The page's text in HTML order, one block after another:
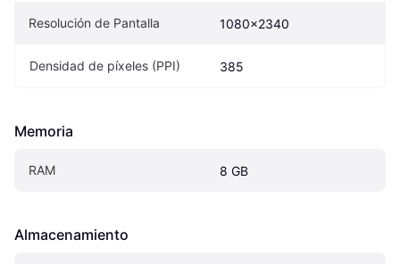
Resolución de Pantalla 1080x2340
Densidad de píxeles (PPI) 385
Memoria
RAM 8 GB
Almacenamiento